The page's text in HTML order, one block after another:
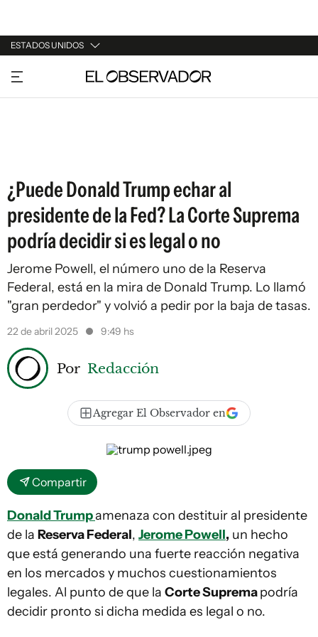
ESTADOS UNIDOS
URUGUAY
ARGENTINA
¿Puede Donald Trump echar al
presidente de la Fed? La Corte Suprema
podría decidir si es legal o no
Jerome Powell, el número uno de la Reserva
Federal, está en la mira de Donald Trump. Lo llamó
"gran perdedor" y volvió a pedir por la baja de tasas.
22 de abril 2025 9:49 hs
Por Redacción
Agregar El Observador en
Compartir
DonaldTrumpamenaza con destituir al presidente
de la Reserva Federal, Jerome Powell, un hecho
que está generando una fuerte reacción negativa
en los mercados y muchos cuestionamientos
legales. Al punto de que la Corte Supremapodría
decidir pronto si dicha medida es legal o no.